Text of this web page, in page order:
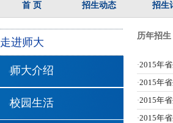
首 页 招生动态 招生
走进师大
师大介绍
校园生活
历年招生
·2015年
·2015年
·2015年
·2015年